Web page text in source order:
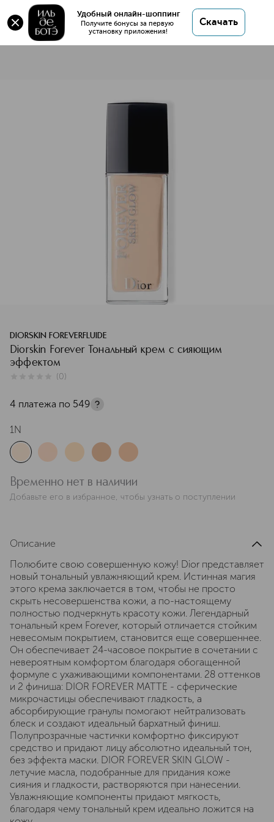
Удобный онлайн-шоппинг
Получите бонусы за первую
установку приложения!
Скачать
DIORSKIN FOREVERFLUIDE
Diorskin Forever Тональный крем с сияющим
эффектом
(0)
4 платежа по 549
1N
Временно нет в наличии
Добавьте его в избранное, чтобы узнать о поступлении
Описание
Полюбите свою совершенную кожу! Dior представляет
новый тональный увлажняющий крем. Истинная магия
этого крема заключается в том, чтобы не просто
скрыть несовершенства кожи, а по-настоящему
полностью подчеркнуть красоту кожи. Легендарный
тональный крем Forever, который отличается стойким
невесомым покрытием, становится еще совершеннее.
Он обеспечивает 24-часовое покрытие в сочетании с
невероятным комфортом благодаря обогащенной
формуле с ухаживающими компонентами. 28 оттенков
и 2 финиша: DIOR FOREVER MATTE - сферические
микрочастицы обеспечивают гладкость, а
абсорбирующие гранулы помогают нейтрализовать
блеск и создают идеальный бархатный финиш.
Полупрозрачные частички комфортно фиксируют
средство и придают лицу абсолютно идеальный тон,
без эффекта маски. DIOR FOREVER SKIN GLOW -
летучие масла, подобранные для придания коже
сияния и гладкости, растворяются при нанесении.
Увлажняющие компоненты придают мягкость,
благодаря чему тональный крем идеально ложится на